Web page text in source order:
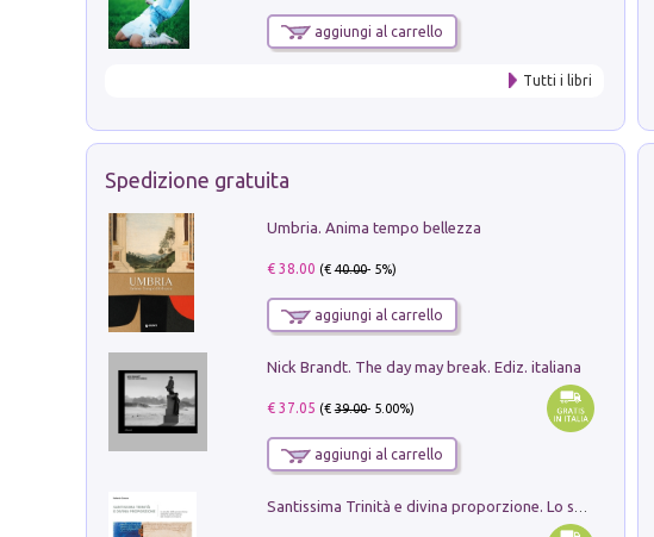
aggiungi al carrello
Tutti i libri
Spedizione gratuita
Umbria. Anima tempo bellezza
€ 38.00 (€40.00- 5%)
aggiungi al carrello
Nick Brandt. The day may break. Ediz. italiana
€ 37.05 (€39.00- 5.00%)
aggiungi al carrello